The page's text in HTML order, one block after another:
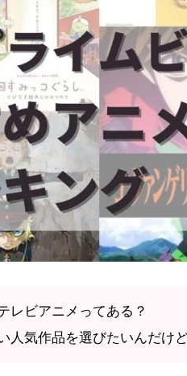
レビアニメってある？
人気作品を選びたいんだけど